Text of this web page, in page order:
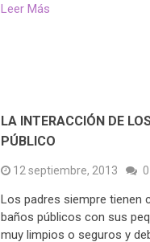
Leer Más
LA INTERACCIÓN DE
PÚBLICO
12 septiembre, 2013
Los padres siempre tienen
baños públicos con sus
muy limpios o seguros y